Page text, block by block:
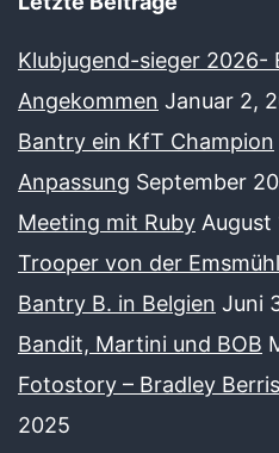
Klubjugend-sieger 2026-
Angekommen Januar 2,
Bantry ein KfT Champion
Anpassung September
Meeting mit Ruby August
Trooper von der
Bantry B. in Belgien Juni
Bandit, Martini und BOB
Fotostory – Bradley
2025